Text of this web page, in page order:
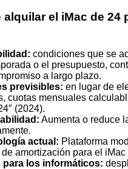
alquilar el iMac de 24
condiciones que se
o el presupuesto,
a largo plazo.
previsibles: en lugar de
cuotas mensuales
(2024).
Aumenta o reduce
actual: Plataforma
amortización para el iMac
para los informáticos: